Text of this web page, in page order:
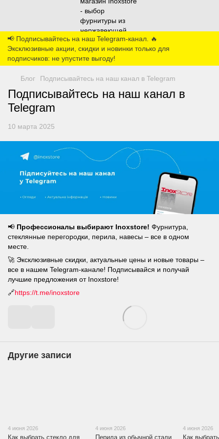
📢 Подписывайтесь на наш Telegram-канал. 🔥
Эксклюзивные акции, скидки и новинки только для
подписчиков: не упустите выгоду!
Блог Подписывайтесь на наш канал в Telegram
Подписывайтесь на наш канал в
Telegram
10 марта 2025
📢 Профессионалы выбирают Inoxstore! Фурнитура,
стеклянные перегородки, перила, навесы – все в одном
месте.
🚀 Эксклюзивные скидки, актуальные цены и новые товары –
все в нашем Telegram-канале! Подписывайся и получай
лучшие предложения от Inoxstore!
🔗https://t.me/inoxstore
Другие записи
4 июня 2026
Как выбрать стекло для
4 июня 2026
Перила из обычной стали
4 июня 2026
Как